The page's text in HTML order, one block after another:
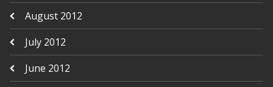
August 2012
July 2012
June 2012